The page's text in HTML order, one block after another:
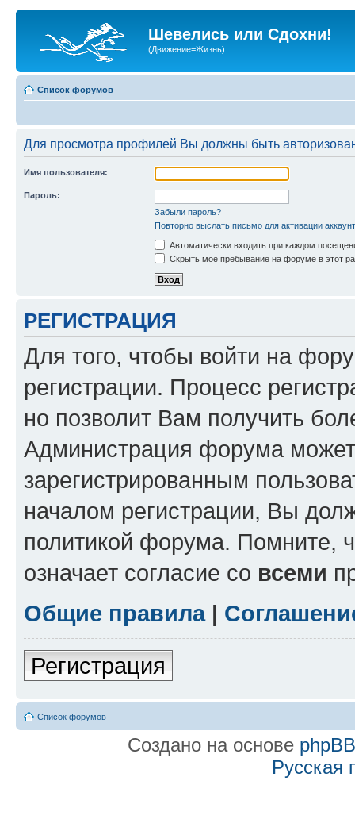
Шевелись или Сдохни!
(Движение=Жизнь)
Список форумов
Для просмотра профилей Вы должны быть
Имя пользователя:
Пароль:
Забыли пароль?
Повторно выслать письмо для активации
Автоматически входить при каждом
Скрыть мое пребывание на форуме в этот
РЕГИСТРАЦИЯ
Для того, чтобы войти на
регистрации. Процесс
но позволит Вам получить
Администрация форума может
зарегистрированным
началом регистрации, Вы
политикой форума. Помните,
означает согласие со всеми
Общие правила|
Регистрация
Список форумов
Создано на основе phpBB
Русская